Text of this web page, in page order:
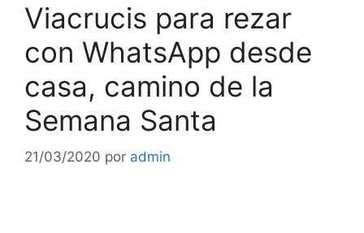
Viacrucis para rezar
con WhatsApp desde
casa, camino de la
Semana Santa
21/03/2020 por admin